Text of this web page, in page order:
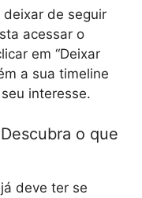
deixar de seguir
acessar o
em “Deixar
a sua timeline
interesse.
o que
deve ter se